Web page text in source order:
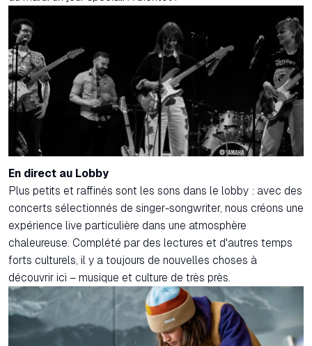
En direct au Lobby
Plus petits et raffinés sont les sons dans le lobby : avec des
concerts sélectionnés de singer-songwriter, nous créons une
expérience live particulière dans une atmosphère
chaleureuse. Complété par des lectures et d'autres temps
forts culturels, il y a toujours de nouvelles choses à
découvrir ici – musique et culture de très près.